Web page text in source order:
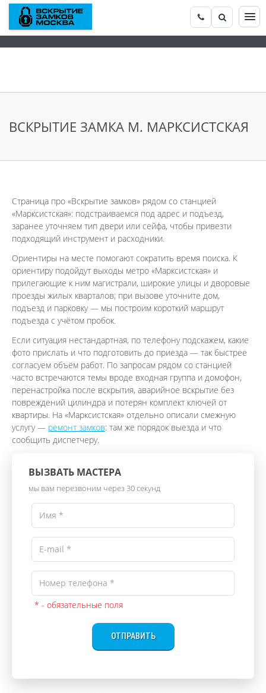
ВСКРЫТИЕ ЗАМКА М. МАРКСИСТСКАЯ
Страница про «Вскрытие замков» рядом со станцией
«Марксистская»: подстраиваемся под адрес и подъезд,
заранее уточняем тип двери или сейфа, чтобы привезти
подходящий инструмент и расходники.
Ориентиры на месте помогают сократить время поиска. К
ориентиру подойдут выходы метро «Марксистская» и
прилегающие к ним магистрали, широкие улицы и дворовые
проезды жилых кварталов; при вызове уточните дом,
подъезд и парковку — мы построим короткий маршрут
подъезда с учётом пробок.
Если ситуация нестандартная, по телефону подскажем, какие
фото прислать и что подготовить до приезда — так быстрее
согласуем объём работ. По запросам рядом со станцией
часто встречаются темы вроде входная группа и домофон,
перенастройка после вскрытия, аварийное вскрытие без
повреждений цилиндра и потерян комплект ключей от
квартиры. На «Марксистская» отдельно описали смежную
услугу — ремонт замков: там же порядок выезда и что
сообщить диспетчеру.
ВЫЗВАТЬ МАСТЕРА
мы вам перезвоним через 30 секунд
* - обязательные поля
ОТПРАВИТЬ